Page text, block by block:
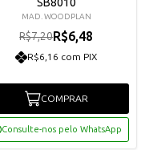
MAD. WOODPLAN
R$7,20R$6,48
R$6,16 com PIX
COMPRAR
Consulte-nos pelo WhatsApp